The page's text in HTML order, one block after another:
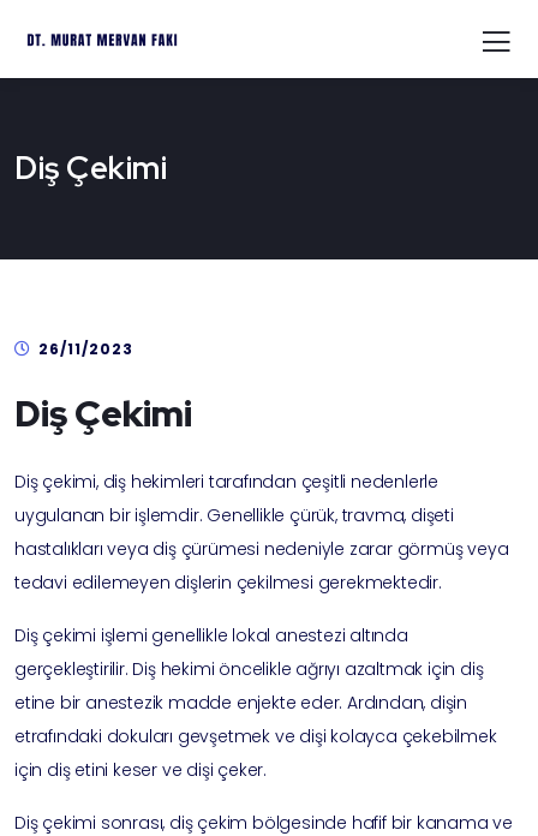
Diş Çekimi
26/11/2023
Diş Çekimi
Diş çekimi, diş hekimleri tarafından çeşitli nedenlerle
uygulanan bir işlemdir. Genellikle çürük, travma, dişeti
hastalıkları veya diş çürümesi nedeniyle zarar görmüş veya
tedavi edilemeyen dişlerin çekilmesi gerekmektedir.
Diş çekimi işlemi genellikle lokal anestezi altında
gerçekleştirilir. Diş hekimi öncelikle ağrıyı azaltmak için diş
etine bir anestezik madde enjekte eder. Ardından, dişin
etrafındaki dokuları gevşetmek ve dişi kolayca çekebilmek
için diş etini keser ve dişi çeker.
Diş çekimi sonrası, diş çekim bölgesinde hafif bir kanama ve